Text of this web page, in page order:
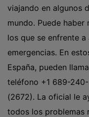
viajando en algunos
mundo. Puede
los que se enfrente
emergencias. En
España, pueden
teléfono +1 689-
(2672). La oficial le
todos los problemas